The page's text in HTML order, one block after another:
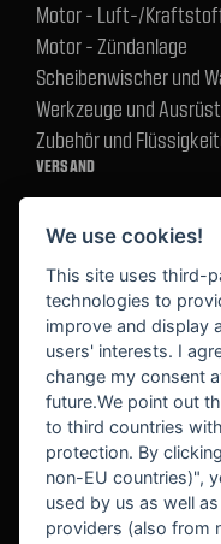
Motor - Luft-/
Motor - Zündanlage
Scheibenwischer und
Werkzeuge und
Zubehör und
VERSAND
BEKANNT AUS
We use cookies!
This site uses third-
technologies to
improve and display
users' interests. I
change my consent
future.We point out
to third countries
protection. By
non-EU countries)",
used by us as well
providers (also from